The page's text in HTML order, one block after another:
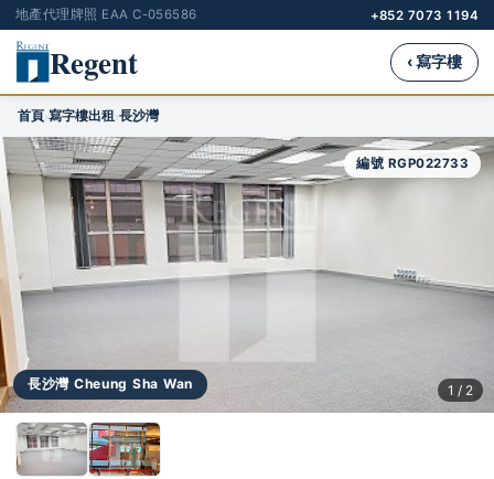
地產代理牌照 EAA C-056586 +852 7073 1194
Regent ‹ 寫字樓
首頁›寫字樓出租›長沙灣
長沙灣 Cheung Sha Wan
編號 RGP022733
1 / 2